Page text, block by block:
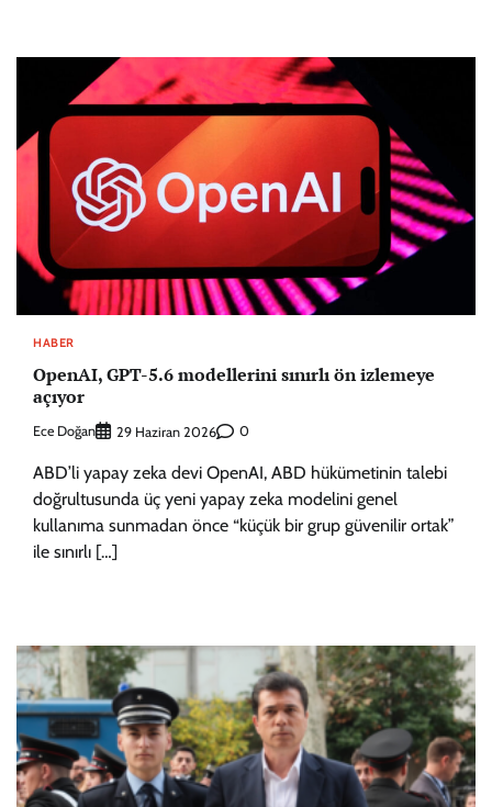
HABER
OpenAI, GPT-5.6 modellerini sınırlı ön izlemeye
açıyor
Ece Doğan 29 Haziran 2026 0
ABD’li yapay zeka devi OpenAI, ABD hükümetinin talebi
doğrultusunda üç yeni yapay zeka modelini genel
kullanıma sunmadan önce “küçük bir grup güvenilir ortak”
ile sınırlı […]